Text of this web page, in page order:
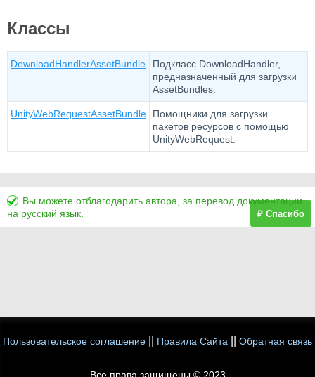
Классы
DownloadHandlerAssetBundle
Подкласс DownloadHandler,
предназначенный для загрузки
AssetBundles.
UnityWebRequestAssetBundle
Помощники для загрузки
пакетов ресурсов с помощью
UnityWebRequest.
Вы можете отблагодарить автора, за перевод документации
на русский язык.
₽ Спасибо
Пользовательское соглашение Правила Сайта Обратная связь